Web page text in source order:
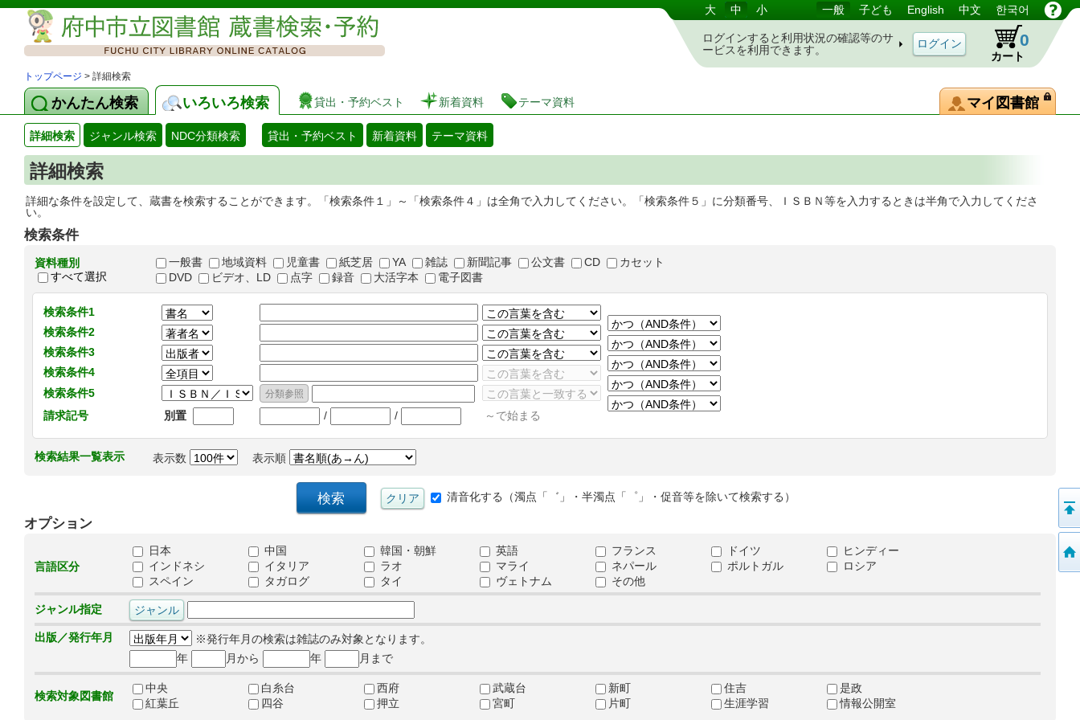
図書館 蔵書検索・予約システム 大 中 小 一般 子ども English 中文 한국어
ログインすると利用状況の確認等のサ
ービスを利用できます。
カート
0
トップページ > 詳細検索
かんたん検索 いろいろ検索 貸出・予約ベスト 新着資料 テーマ資料 マイ図書館
詳細検索 ジャンル検索 NDC分類検索 貸出・予約ベスト 新着資料 テーマ資料
詳細検索
詳細な条件を設定して、蔵書を検索することができます。「検索条件１」～「検索条件４」は全角で入力してください。「検索条件５」に分類番号、ＩＳＢＮ等を入力するときは半角で入力してくださ
い。
検索条件
資料種別
すべて選択
一般書 地域資料 児童書 紙芝居 YA 雑誌 新聞記事 公文書 CD
カセット
DVD
ビデオ、LD 点字 録音 大活字本 電子図書
検索条件1
検索条件2
検索条件3
検索条件4
検索条件5
請求記号
別置 / / ～で始まる
検索結果一覧表示 表示数 表示順
清音化する（濁点「゛」・半濁点「゜」・促音等を除いて検索する）
オプション
言語区分
日本 中国 韓国・朝鮮 英語 フランス ドイツ
ヒンディー
インドネシ
イタリア ラオ マライ ネパール ポルトガル
ロシア
スペイン
タガログ タイ ヴェトナム その他
ジャンル指定
出版／発行年月
※発行年月の検索は雑誌のみ対象となります。
年
月から 年 月まで
検索対象図書館
中央 白糸台 西府 武蔵台 新町 住吉
是政
紅葉丘
四谷 押立 宮町 片町 生涯学習 情報公開室